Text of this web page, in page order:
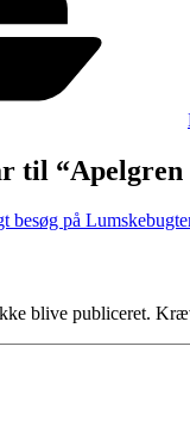
til
besøg på
blive publiceret.